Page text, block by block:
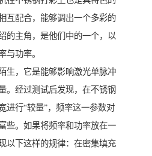
互配合，能够调出一个多彩的
的主角，是他们中的一个，以
功率。
生，它是能够影响激光单脉冲
。经过测试后发现，在不锈钢
进行“较量”，频率这一参数对
些。如果将频率和功率放在一
以下这样的规律：在密集填充